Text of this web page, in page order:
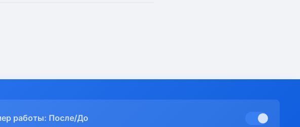
работы: После/До